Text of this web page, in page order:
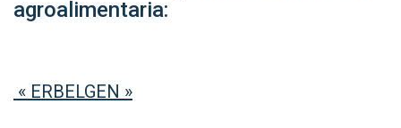
agroalimentaria:
« ERBELGEN »